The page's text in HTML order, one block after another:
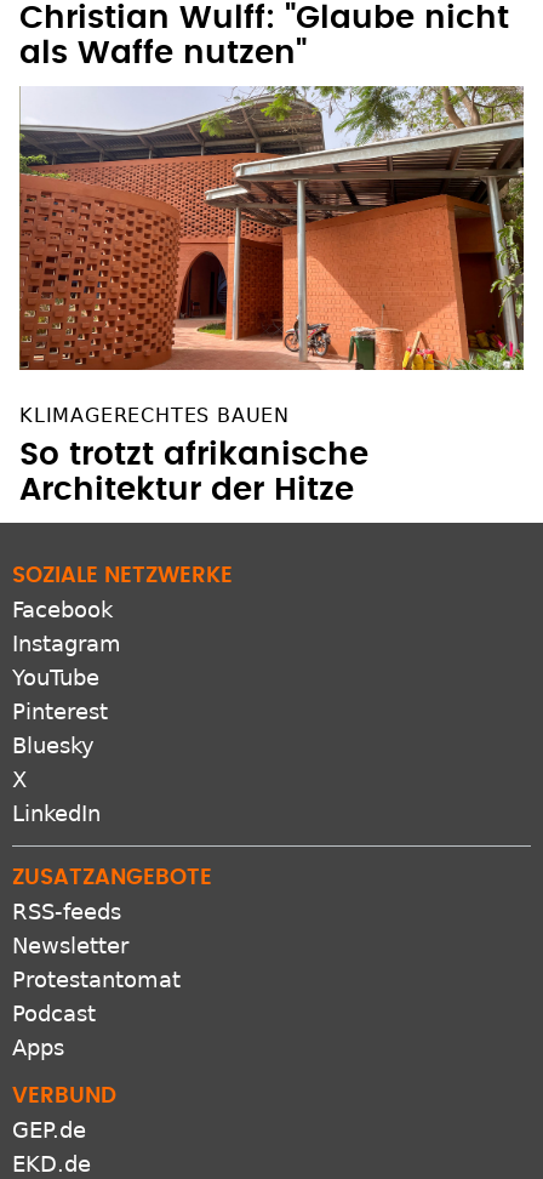
Christian Wulff: "Glaube nicht
als Waffe nutzen"
KLIMAGERECHTES BAUEN
So trotzt afrikanische
Architektur der Hitze
SOZIALE NETZWERKE
Facebook
Instagram
YouTube
Pinterest
Bluesky
X
LinkedIn
ZUSATZANGEBOTE
RSS-feeds
Newsletter
Protestantomat
Podcast
Apps
VERBUND
GEP.de
EKD.de